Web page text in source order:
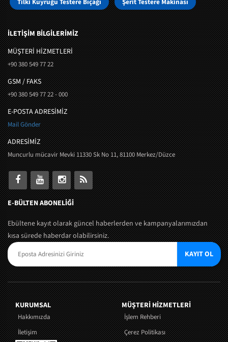
İLETİŞİM BİLGİLERİMİZ
MÜŞTERI HIZMETLERI
+90 380 549 77 22
GSM / FAKS
+90 380 549 77 22 - 000
E-POSTA ADRESİMİZ
Mail Gönder
ADRESİMİZ
Muncurlu mücavir Mevki 11330 Sk No 11, 81100 Merkez/Düzce
E-BÜLTEN ABONELİĞİ
Ebültene kayıt olarak güncel haberlerden ve kampanyalarımızdan
kısa sürede haberdar olabilirsiniz.
KAYIT OL
KURUMSAL
Hakkımızda
İletişim
MÜŞTERI HIZMETLERI
İşlem Rehberi
Çerez Politikası